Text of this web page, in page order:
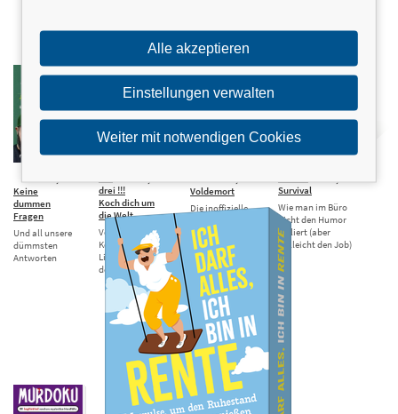
Keine
dummen
Fragen
Und all unsere
dümmsten
Antworten
drei !!!
Koch dich um
die Welt
Von Italien bis
Korea: 60
Lieblingsrezepte
der drei !!!
Voldemort
Die inoffizielle
berüchtigten
Dunklen Lords
Survival
Wie man im Büro
nicht den Humor
verliert (aber
vielleicht den Job)
Alle akzeptieren
Einstellungen verwalten
Weiter mit notwendigen Cookies